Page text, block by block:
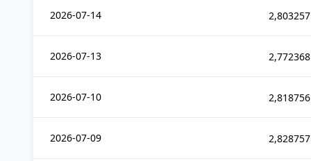
2026-07-14 2,803257
2026-07-13 2,772368
2026-07-10 2,818756
2026-07-09 2,828757